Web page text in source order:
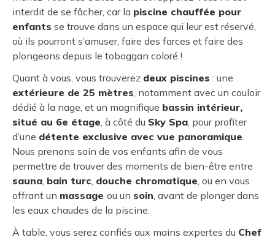
interdit de se fâcher, car la piscine chauffée pour
enfants se trouve dans un espace qui leur est réservé,
où ils pourront s’amuser, faire des farces et faire des
plongeons depuis le toboggan coloré !
Quant à vous, vous trouverez deux piscines : une
extérieure de 25 mètres, notamment avec un couloir
dédié à la nage, et un magnifique bassin intérieur,
situé au 6e étage, à côté du Sky Spa, pour profiter
d’une détente exclusive avec vue panoramique.
Nous prenons soin de vos enfants afin de vous
permettre de trouver des moments de bien-être entre
sauna, bain turc, douche chromatique, ou en vous
offrant un massage ou un soin, avant de plonger dans
les eaux chaudes de la piscine.
À table, vous serez confiés aux mains expertes du Chef